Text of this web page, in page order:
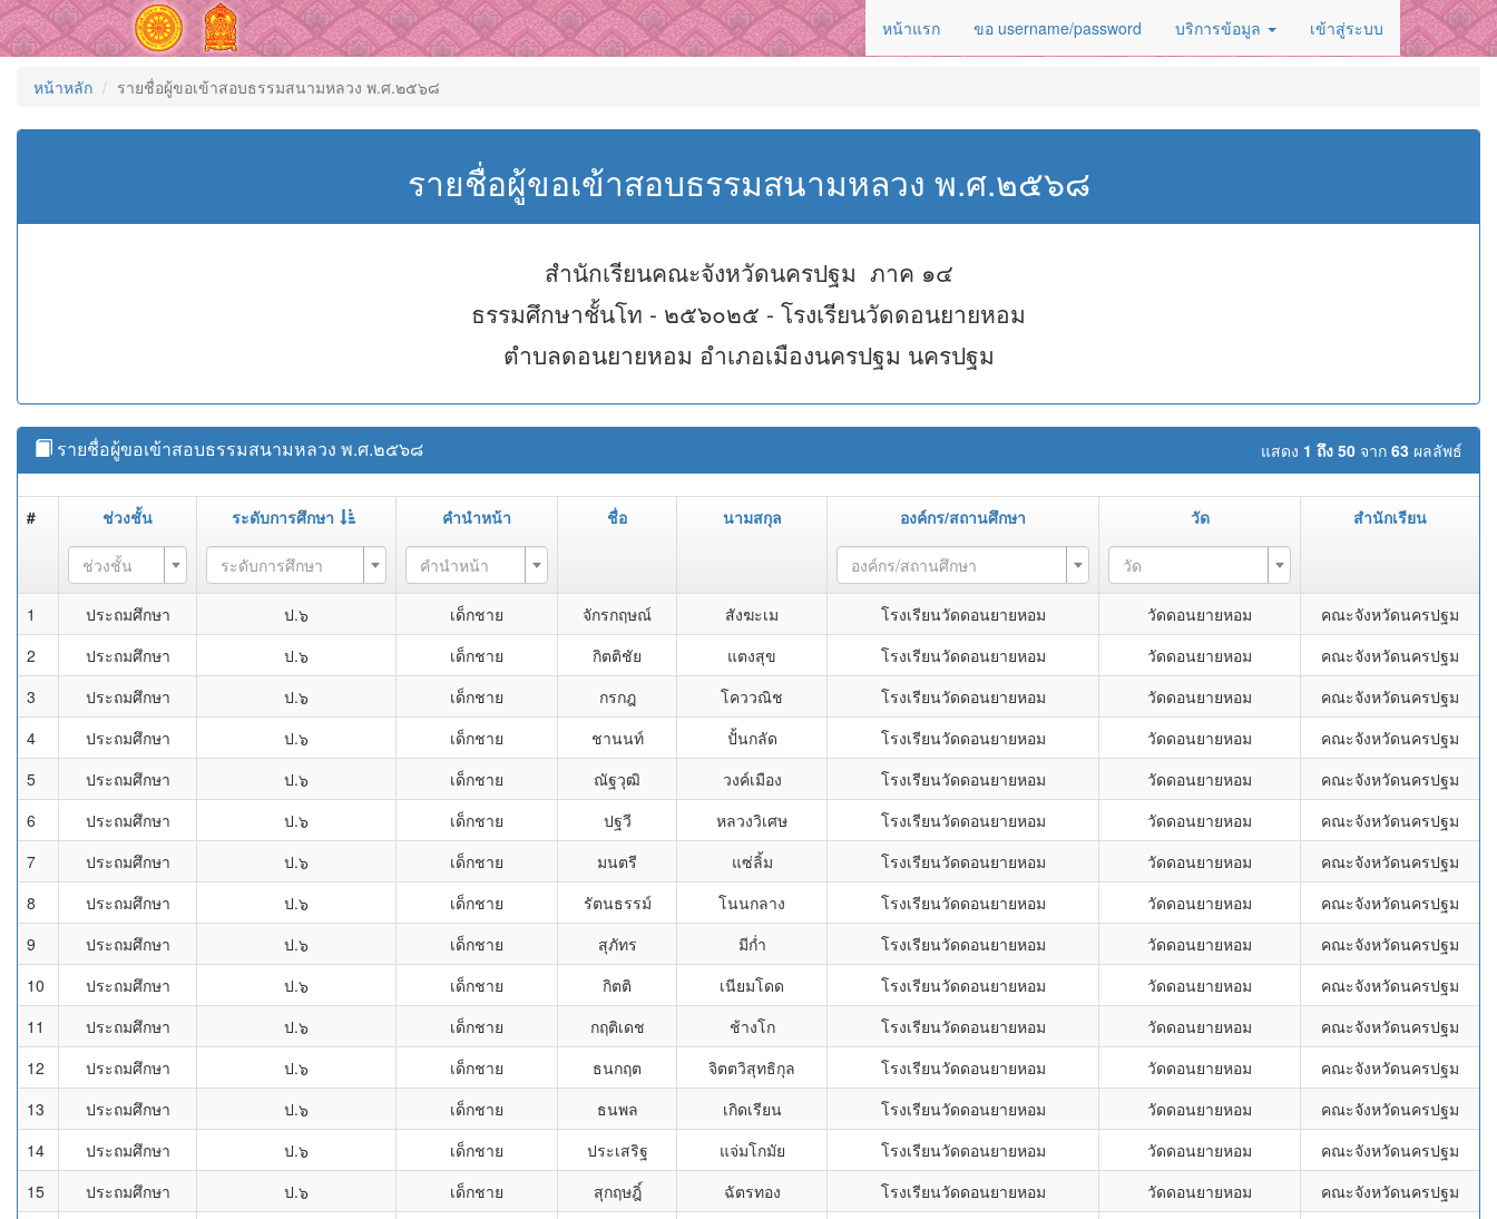
หน้าแรก ขอ username/password บริการข้อมูล เข้าสู่ระบบ
หน้าหลัก รายชื่อผู้ขอเข้าสอบธรรมสนามหลวง พ.ศ.๒๕๖๘
รายชื่อผู้ขอเข้าสอบธรรมสนามหลวง พ.ศ.๒๕๖๘
สำนักเรียนคณะจังหวัดนครปฐม ภาค ๑๔
ธรรมศึกษาชั้นโท - ๒๕๖๐๒๕ - โรงเรียนวัดดอนยายหอม
ตำบลดอนยายหอม อำเภอเมืองนครปฐม นครปฐม
แสดง 1 ถึง 50 จาก 63 ผลลัพธ์
รายชื่อผู้ขอเข้าสอบธรรมสนามหลวง พ.ศ.๒๕๖๘
# ช่วงชั้น ระดับการศึกษา คำนำหน้า ชื่อ นามสกุล องค์กร/สถานศึกษา วัด สำนักเรียน
ช่วงชั้น ระดับการศึกษา คำนำหน้า องค์กร/สถานศึกษา วัด
1 ประถมศึกษา ป.๖ เด็กชาย จักรกฤษณ์ สังฆะเม โรงเรียนวัดดอนยายหอม วัดดอนยายหอม
คณะจังหวัดนครปฐม
2
ประถมศึกษา ป.๖ เด็กชาย กิตติชัย แตงสุข โรงเรียนวัดดอนยายหอม วัดดอนยายหอม
คณะจังหวัดนครปฐม
3
ประถมศึกษา ป.๖ เด็กชาย กรกฎ โคววณิช โรงเรียนวัดดอนยายหอม วัดดอนยายหอม
คณะจังหวัดนครปฐม
4
ประถมศึกษา ป.๖ เด็กชาย ชานนท์ ปั้นกลัด โรงเรียนวัดดอนยายหอม วัดดอนยายหอม
คณะจังหวัดนครปฐม
5
ประถมศึกษา ป.๖ เด็กชาย ณัฐวุฒิ วงค์เมือง โรงเรียนวัดดอนยายหอม วัดดอนยายหอม
คณะจังหวัดนครปฐม
6
ประถมศึกษา ป.๖ เด็กชาย ปฐวี หลวงวิเศษ โรงเรียนวัดดอนยายหอม วัดดอนยายหอม
คณะจังหวัดนครปฐม
7
ประถมศึกษา ป.๖ เด็กชาย มนตรี แซ่ลิ้ม โรงเรียนวัดดอนยายหอม วัดดอนยายหอม
คณะจังหวัดนครปฐม
8
ประถมศึกษา ป.๖ เด็กชาย รัตนธรรม์ โนนกลาง โรงเรียนวัดดอนยายหอม วัดดอนยายหอม
คณะจังหวัดนครปฐม
9
ประถมศึกษา ป.๖ เด็กชาย สุภัทร มีก่ำ โรงเรียนวัดดอนยายหอม วัดดอนยายหอม
คณะจังหวัดนครปฐม
10
ประถมศึกษา ป.๖ เด็กชาย กิตติ เนียมโดด โรงเรียนวัดดอนยายหอม วัดดอนยายหอม
คณะจังหวัดนครปฐม
11
ประถมศึกษา ป.๖ เด็กชาย กฤติเดช ช้างโก โรงเรียนวัดดอนยายหอม วัดดอนยายหอม
คณะจังหวัดนครปฐม
12
ประถมศึกษา ป.๖ เด็กชาย ธนกฤต จิตตวิสุทธิกุล โรงเรียนวัดดอนยายหอม วัดดอนยายหอม
คณะจังหวัดนครปฐม
13
ประถมศึกษา ป.๖ เด็กชาย ธนพล เกิดเรียน โรงเรียนวัดดอนยายหอม วัดดอนยายหอม
คณะจังหวัดนครปฐม
14
ประถมศึกษา ป.๖ เด็กชาย ประเสริฐ แจ่มโกมัย โรงเรียนวัดดอนยายหอม วัดดอนยายหอม
คณะจังหวัดนครปฐม
15
ประถมศึกษา ป.๖ เด็กชาย สุกฤษฎิ์ ฉัตรทอง โรงเรียนวัดดอนยายหอม วัดดอนยายหอม
คณะจังหวัดนครปฐม